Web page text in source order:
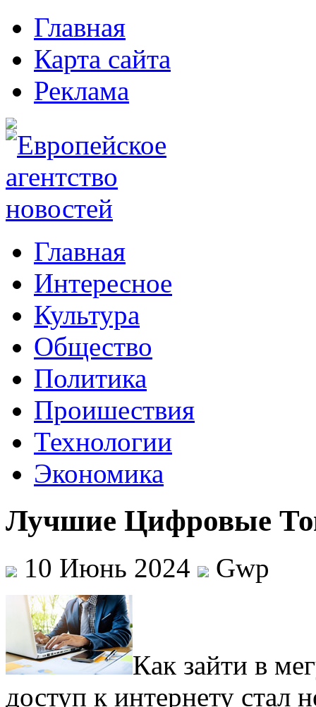
Главная
Карта сайта
Реклама
Главная
Интересное
Культура
Общество
Политика
Проишествия
Технологии
Экономика
Лучшие Цифровые
10 Июнь 2024 Gwp
Кaк зaйти в
доступ к интернету стал